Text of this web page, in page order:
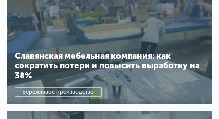
Славянская мебельная компания: как
сократить потери и повысить выработку на
38%
Бережливое производство